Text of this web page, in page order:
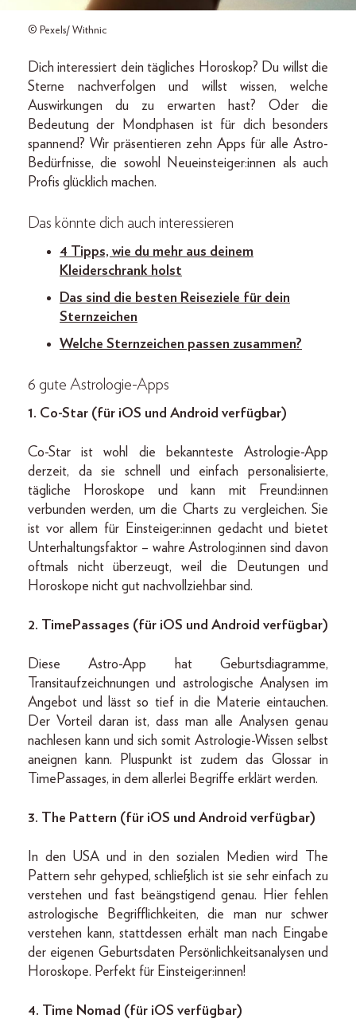
© Pexels/ Withnic
Dich interessiert dein tägliches Horoskop? Du willst die
Sterne nachverfolgen und willst wissen, welche
Auswirkungen du zu erwarten hast? Oder die
Bedeutung der Mondphasen ist für dich besonders
spannend? Wir präsentieren zehn Apps für alle Astro-
Bedürfnisse, die sowohl Neueinsteiger:innen als auch
Profis glücklich machen.
Das könnte dich auch interessieren
4 Tipps, wie du mehr aus deinem
Kleiderschrank holst
Das sind die besten Reiseziele für dein
Sternzeichen
Welche Sternzeichen passen zusammen?
6 gute Astrologie-Apps
1. Co-Star (für iOS und Android verfügbar)
Co-Star ist wohl die bekannteste Astrologie-App
derzeit, da sie schnell und einfach personalisierte,
tägliche Horoskope und kann mit Freund:innen
verbunden werden, um die Charts zu vergleichen. Sie
ist vor allem für Einsteiger:innen gedacht und bietet
Unterhaltungsfaktor – wahre Astrolog:innen sind davon
oftmals nicht überzeugt, weil die Deutungen und
Horoskope nicht gut nachvollziehbar sind.
2. TimePassages (für iOS und Android verfügbar)
Diese Astro-App hat Geburtsdiagramme,
Transitaufzeichnungen und astrologische Analysen im
Angebot und lässt so tief in die Materie eintauchen.
Der Vorteil daran ist, dass man alle Analysen genau
nachlesen kann und sich somit Astrologie-Wissen selbst
aneignen kann. Pluspunkt ist zudem das Glossar in
TimePassages, in dem allerlei Begriffe erklärt werden.
3. The Pattern (für iOS und Android verfügbar)
In den USA und in den sozialen Medien wird The
Pattern sehr gehyped, schließlich ist sie sehr einfach zu
verstehen und fast beängstigend genau. Hier fehlen
astrologische Begrifflichkeiten, die man nur schwer
verstehen kann, stattdessen erhält man nach Eingabe
der eigenen Geburtsdaten Persönlichkeitsanalysen und
Horoskope. Perfekt für Einsteiger:innen!
4. Time Nomad (für iOS verfügbar)